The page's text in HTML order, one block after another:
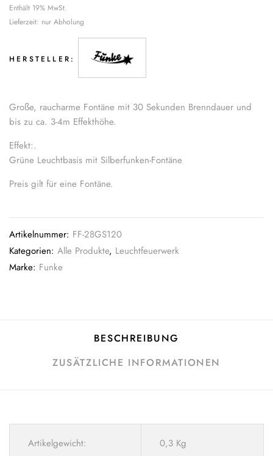
Enthält 19% MwSt.
Lieferzeit: nur Abholung
HERSTELLER:
Große, raucharme Fontäne mit 30 Sekunden Brenndauer und
bis zu ca. 3-4m Effekthöhe.
Effekt:.
Grüne Leuchtbasis mit Silberfunken-Fontäne
Preis gilt für eine Fontäne.
Artikelnummer: FF-28GS120
Kategorien: Alle Produkte, Leuchtfeuerwerk
Marke: Funke
BESCHREIBUNG
ZUSÄTZLICHE INFORMATIONEN
Artikelgewicht: 0,3 Kg